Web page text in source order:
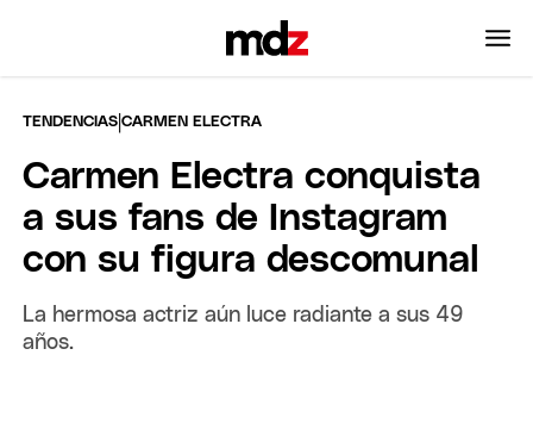
TENDENCIAS |CARMEN ELECTRA
Carmen Electra conquista
a sus fans de Instagram
con su figura descomunal
La hermosa actriz aún luce radiante a sus 49
años.